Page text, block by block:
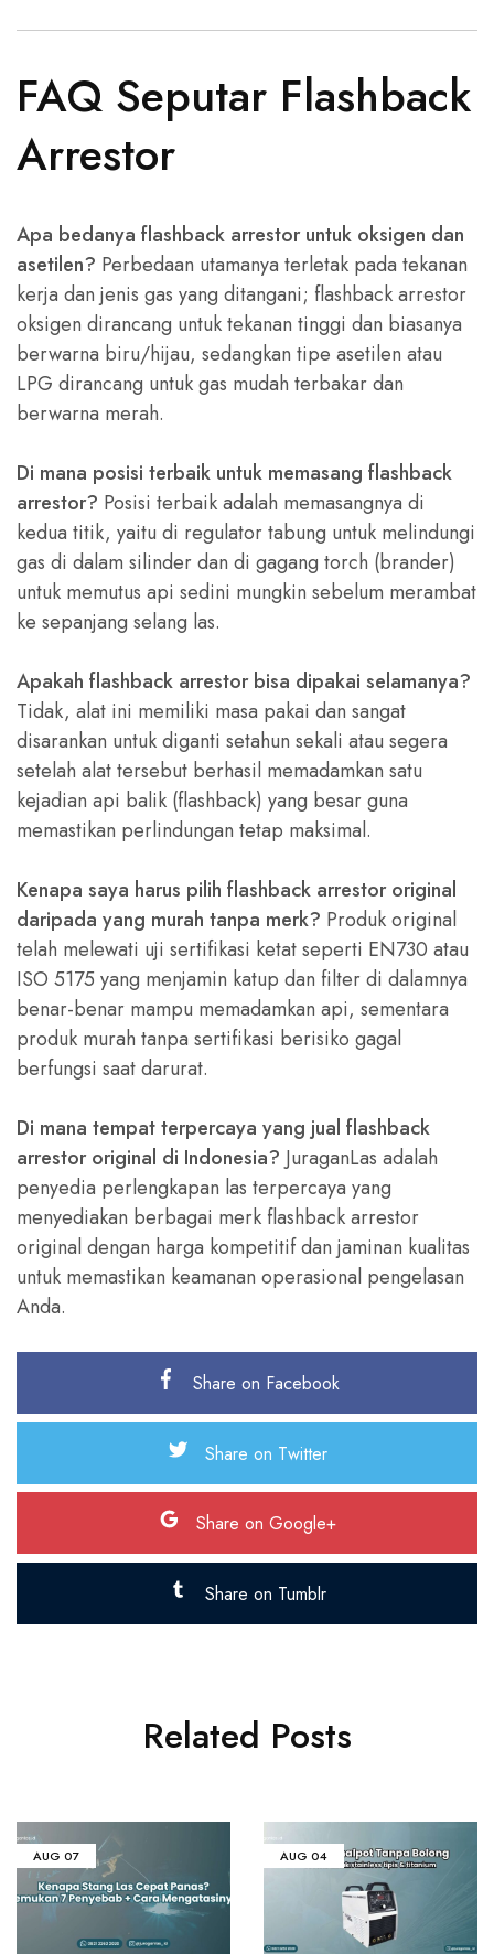
FAQ Seputar Flashback
Arrestor
Apa bedanya flashback arrestor untuk oksigen dan
asetilen? Perbedaan utamanya terletak pada tekanan
kerja dan jenis gas yang ditangani; flashback arrestor
oksigen dirancang untuk tekanan tinggi dan biasanya
berwarna biru/hijau, sedangkan tipe asetilen atau
LPG dirancang untuk gas mudah terbakar dan
berwarna merah.
Di mana posisi terbaik untuk memasang flashback
arrestor? Posisi terbaik adalah memasangnya di
kedua titik, yaitu di regulator tabung untuk melindungi
gas di dalam silinder dan di gagang torch (brander)
untuk memutus api sedini mungkin sebelum merambat
ke sepanjang selang las.
Apakah flashback arrestor bisa dipakai selamanya?
Tidak, alat ini memiliki masa pakai dan sangat
disarankan untuk diganti setahun sekali atau segera
setelah alat tersebut berhasil memadamkan satu
kejadian api balik (flashback) yang besar guna
memastikan perlindungan tetap maksimal.
Kenapa saya harus pilih flashback arrestor original
daripada yang murah tanpa merk? Produk original
telah melewati uji sertifikasi ketat seperti EN730 atau
ISO 5175 yang menjamin katup dan filter di dalamnya
benar-benar mampu memadamkan api, sementara
produk murah tanpa sertifikasi berisiko gagal
berfungsi saat darurat.
Di mana tempat terpercaya yang jual flashback
arrestor original di Indonesia? JuraganLas adalah
penyedia perlengkapan las terpercaya yang
menyediakan berbagai merk flashback arrestor
original dengan harga kompetitif dan jaminan kualitas
untuk memastikan keamanan operasional pengelasan
Anda.
Share on Facebook
Share on Twitter
Share on Google+
Share on Tumblr
Related Posts
AUG 07 AUG 04